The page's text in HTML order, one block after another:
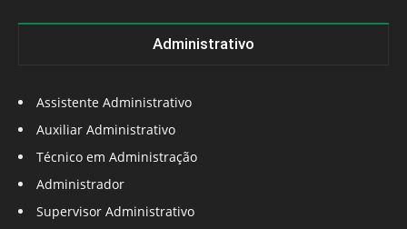
Administrativo
Assistente Administrativo
Auxiliar Administrativo
Técnico em Administração
Administrador
Supervisor Administrativo